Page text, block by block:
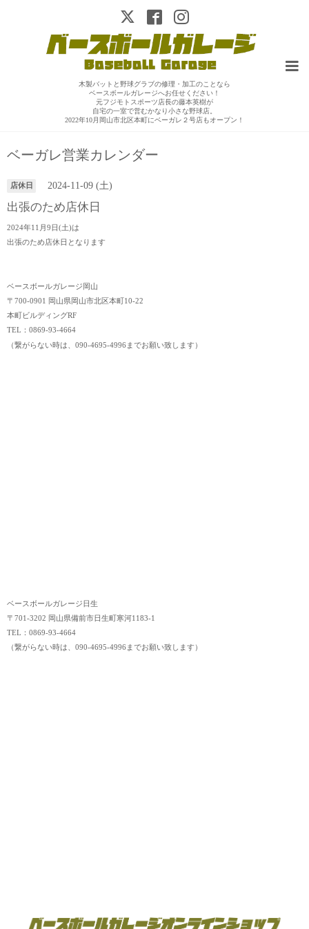
木製バットと野球グラブの修理・加工のことなら
ベースボールガレージへお任せください！
元フジモトスポーツ店長の藤本英樹が
自宅の一室で営むかなり小さな野球店。
2022年10月岡山市北区本町にベーガレ２号店もオープン！
ベーガレ営業カレンダー
店休日 2024-11-09 (土)
出張のため店休日
2024年11月9日(土)は
出張のため店休日となります
ベースボールガレージ岡山
〒700-0901 岡山県岡山市北区本町10-22
本町ビルディングRF
TEL：0869-93-4664
（繋がらない時は、090-4695-4996までお願い致します）
ベースボールガレージ日生
〒701-3202 岡山県備前市日生町寒河1183-1
TEL：0869-93-4664
（繋がらない時は、090-4695-4996までお願い致します）